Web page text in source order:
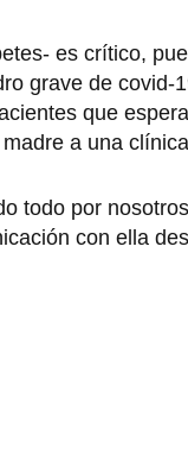
es crítico,
grave de covid-
que
a una
todo por
con ella